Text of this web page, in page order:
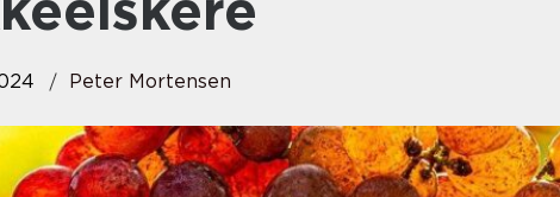
Peter Mortensen